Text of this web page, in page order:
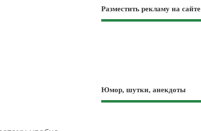
Разместить рекламу на сайте
Юмор, шутки, анекдоты